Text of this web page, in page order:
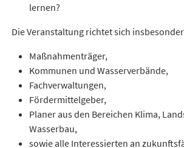
lernen?
Die Veranstaltung richtet sich
Maßnahmenträger,
Kommunen und Wasserverbände,
Fachverwaltungen,
Fördermittelgeber,
Planer aus den Bereichen Klima,
Wasserbau,
sowie alle Interessierten an